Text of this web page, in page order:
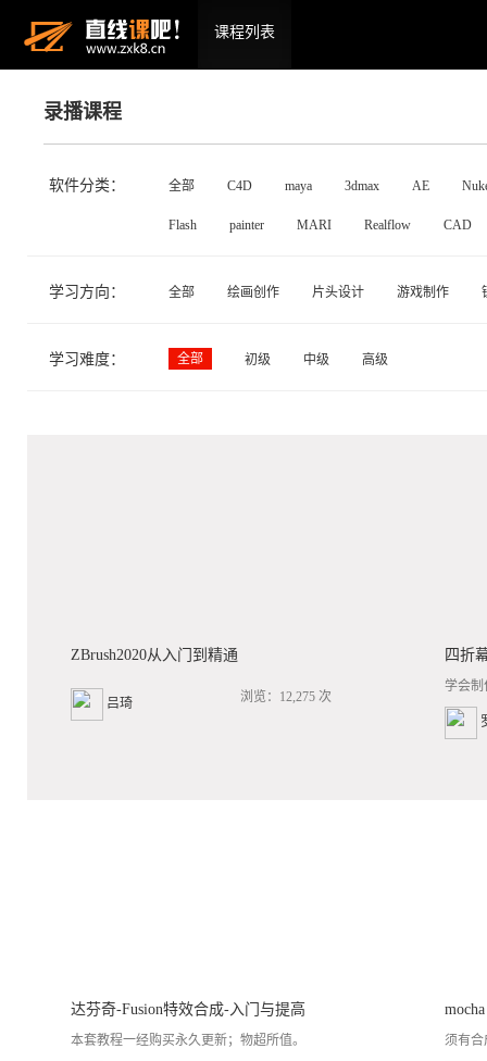
课程列表
录播课程
软件分类： 全部 C4D maya 3dmax AE
Flash painter MARI Realflow CAD
学习方向： 全部 绘画创作 片头设计 游戏制作
学习难度： 全部 初级 中级 高级
ZBrush2020从入门到精通
吕琦 浏览：12,275 次
四折
学会制
达芬奇-Fusion特效合成-入门与提高
本套教程一经购买永久更新；物超所值。 须有合